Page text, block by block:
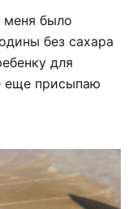
меня было
без сахара
для
еще присыпаю